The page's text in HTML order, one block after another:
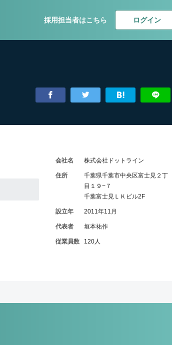
採用担当者はこちら ログイン
会社名 株式会社ドットライン
住所
千葉県千葉市中央区富士見２丁
目１９−７
千葉富士見ＬＫビル2F
設立年 2011年11月
代表者 垣本祐作
従業員数 120人